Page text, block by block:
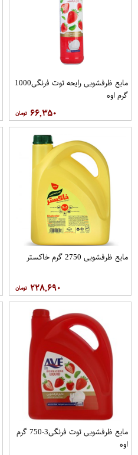
مایع ظرفشویی رایحه توت فرنگی1000
گرم اوه
۶۶,۳۵۰
مایع ظرفشویی 2750 گرم خاکستر
۲۲۸,۶۹۰
مایع ظرفشویی توت فرنگی3-750 گرم
اوه